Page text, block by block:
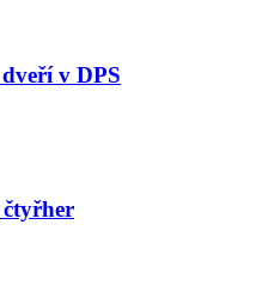
v DPS
čtyřher